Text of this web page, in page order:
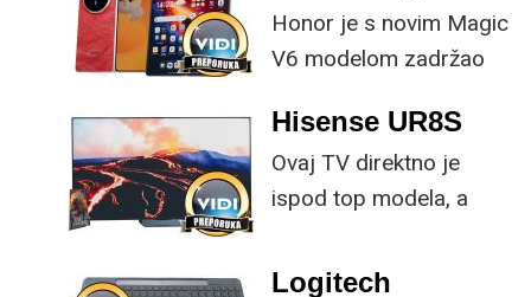
Honor je s novim Magic
V6 modelom zadržao
specifikacije, no
istovremeno
implementirao
ključne svakom
Hisense UR8S
Ovaj TV direktno je
ispod top modela, a
male ustupke možete
Logitech